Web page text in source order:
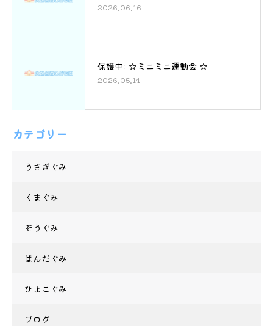
2026.06.16
保護中: ☆ミニミニ運動会 ☆
2026.05.14
カテゴリー
うさぎぐみ
くまぐみ
ぞうぐみ
ぱんだぐみ
ひよこぐみ
ブログ